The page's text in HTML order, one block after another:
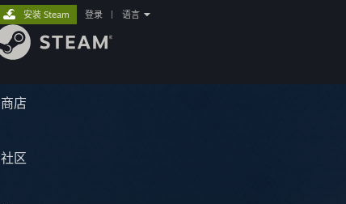
商店
社区
安装 Steam 登录 语言